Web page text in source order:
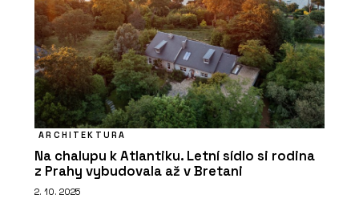
ARCHITEKTURA
Na chalupu k Atlantiku. Letní sídlo si rodina
z Prahy vybudovala až v Bretani
2. 10. 2025